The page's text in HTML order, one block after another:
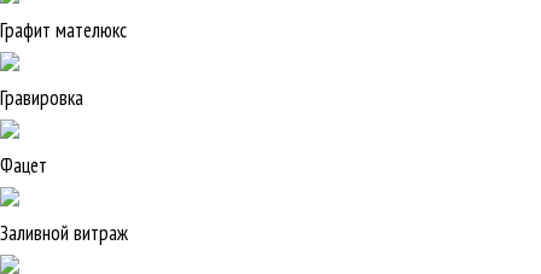
Графит мателюкс
Гравировка
Фацет
Заливной витраж